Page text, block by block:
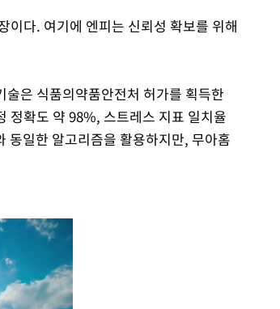
이다. 여기에 엔피는 신뢰성 확보를 위해
은 식품의약품안전처 허가를 획득한
정확도 약 98%, 스트레스 지표 일치율
일한 알고리즘을 활용하지만, 무아홈